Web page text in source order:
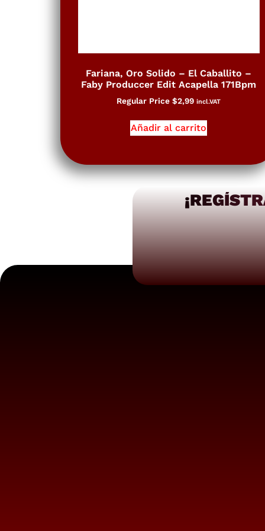
Fariana, Oro Solido – El Caballito –
Faby Produccer Edit Acapella 171Bpm
Regular Price$2,99 incl.VAT
Añadir al carrito